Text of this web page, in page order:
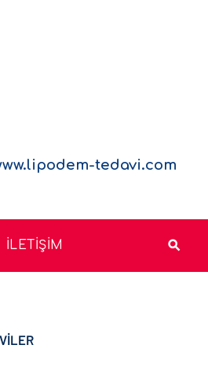
tedavi.com
İLETİŞİM